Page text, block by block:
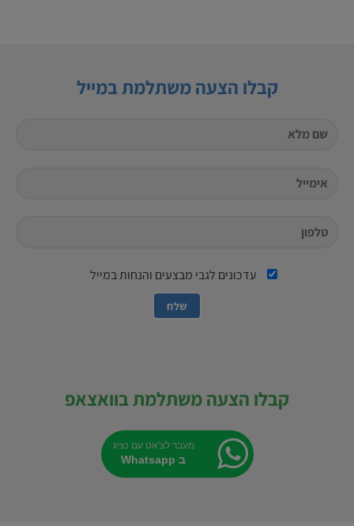
קבלו הצעה משתלמת במייל
עדכונים לגבי מבצעים והנחות במייל
קבלו הצעה משתלמת בוואצאפ
מעבר לצ'אט עם נציג
ב Whatsapp